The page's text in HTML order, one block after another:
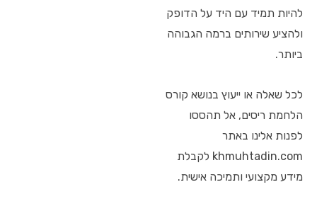
להיות תמיד עם היד על הדופק
ולהציע שירותים ברמה הגבוהה
ביותר.
לכל שאלה או ייעוץ בנושא קורס
הלחמת ריסים, אל תהססו
לפנות אלינו באתר
khmuhtadin.com לקבלת
מידע מקצועי ותמיכה אישית.